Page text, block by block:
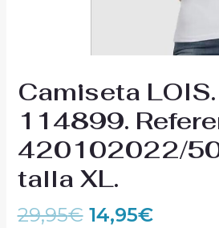
Camiseta
114899.
420102022/
talla XL.
29,95€ 14,95€